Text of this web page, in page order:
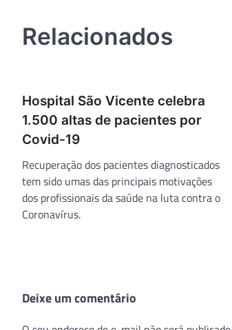
Relacionados
Hospital São Vicente celebra
1.500 altas de pacientes por
Covid-19
Recuperação dos pacientes diagnosticados
tem sido umas das principais motivações
dos profissionais da saúde na luta contra o
Coronavírus.
Deixe um comentário